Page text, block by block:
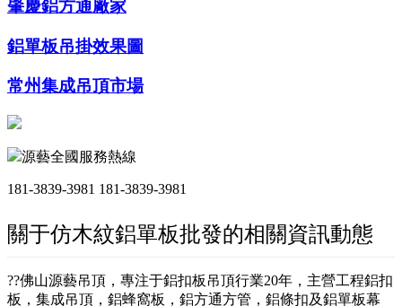
肇慶鋁方通廠家
鋁單板吊掛效果圖
常州集成吊頂市場
源藝全國服務熱線
181-3839-3981 181-3839-3981
關于仿木紋鋁單板批發的相關資訊動態
??佛山源藝吊頂，專注于鋁扣板吊頂行業20年，主營工程鋁扣
板，集成吊頂，鋁蜂窩板，鋁方通方管，鋁條扣及鋁單板幕